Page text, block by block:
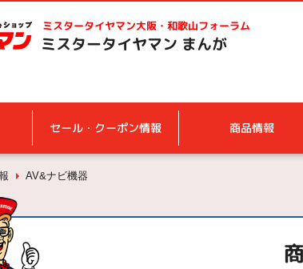
ミスタータイヤマン大阪・和歌山フォーラム
ミスタータイヤマン まんが
セール・クーポン情報 商品情報
AV&ナビ機器